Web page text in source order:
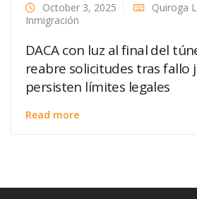
October 3, 2025
Quiroga
Inmigración
DACA con luz al final del
reabre solicitudes tras fallo
persisten límites legales
Read more